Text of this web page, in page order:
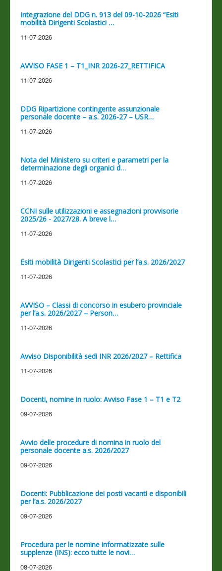
Integrazione del DDG n. 913 del 09-10-2026 “Esiti
mobilità Dirigenti Scolastici …
11-07-2026
AVVISO FASE 1 – T1_INR 2026-27_RETTIFICA
11-07-2026
DDG Ripartizione contingente assunzionale
personale docente – a.s. 2026-27 – USR…
11-07-2026
Nota del Ministero su criteri e parametri per la
determinazione degli organici d…
11-07-2026
CCNI sulle utilizzazioni e assegnazioni provvisorie
2025/26 - 2027/28. A breve l…
11-07-2026
Esiti mobilità Dirigenti Scolastici per l’a.s. 2026/2027
11-07-2026
AVVISO – Classi di concorso in esubero provinciale
per l’a.s. 2026/2027 – Person…
11-07-2026
Avviso Disponibilità sedi INR 2026/2027 – Rettifica
11-07-2026
Docenti, nomine in ruolo: Avviso Fase 1 – T1 e T2
09-07-2026
Avvio delle procedure di nomina in ruolo del
personale docente a.s. 2026/2027
09-07-2026
Docenti: Pubblicazione dei posti vacanti e disponibili
per l’a.s. 2026/2027
09-07-2026
Procedura per le nomine informatizzate sulle
supplenze (INS): ecco tutte le novi…
08-07-2026